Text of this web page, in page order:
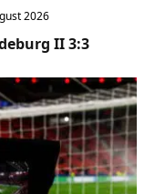
2026
II 3:3